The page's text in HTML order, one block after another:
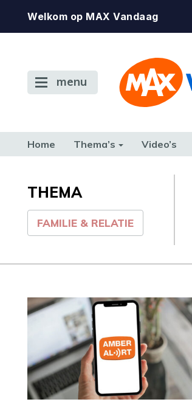
Welkom op MAX Vandaag
menu
Home Thema’s Video’s
TERUG NAAR TOEN
THEMA
FAMILIE & RELATIE